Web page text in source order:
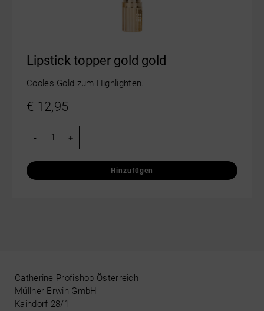
Lipstick topper gold gold
Cooles Gold zum Highlighten.
€ 12,95
+
-
Catherine Profishop Österreich
Müllner Erwin GmbH
Kaindorf 28/1